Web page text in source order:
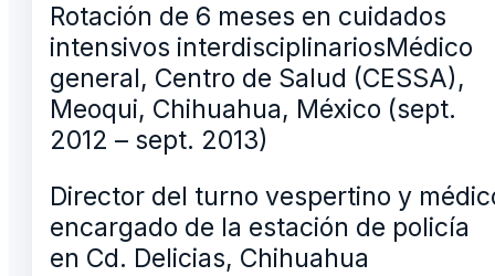
Rotación de 6 meses en cuidados
intensivos interdisciplinariosMédico
general, Centro de Salud (CESSA),
Meoqui, Chihuahua, México (sept.
2012 – sept. 2013)
Director del turno vespertino y
encargado de la estación de policía
en Cd. Delicias, Chihuahua